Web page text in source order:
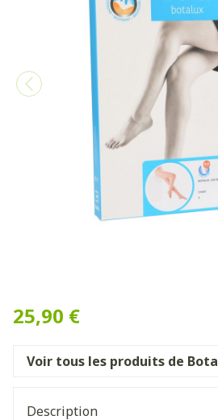
25,90 €
Voir tous les produits de Bota
Description